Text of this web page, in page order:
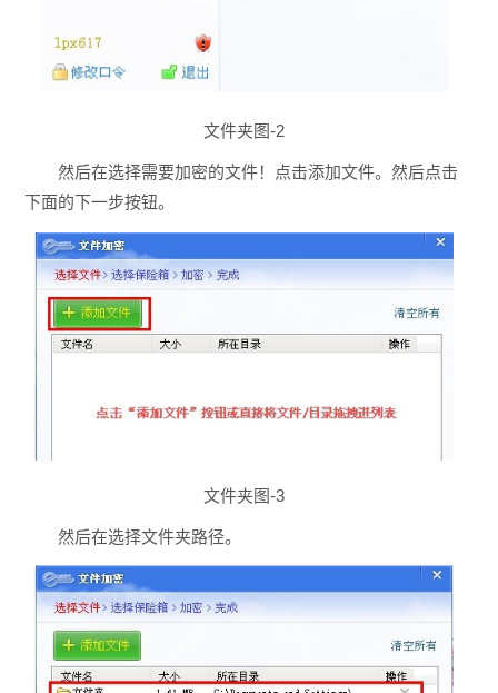
文件夹图-2
然后在选择需要加密的文件！点击添加文件。然后点击
下面的下一步按钮。
文件夹图-3
然后在选择文件夹路径。